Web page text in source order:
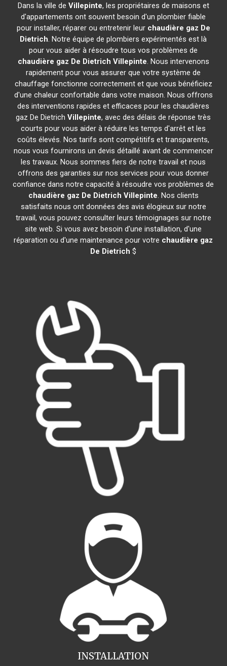
Dans la ville de Villepinte, les propriétaires de maisons et
d'appartements ont souvent besoin d'un plombier fiable
pour installer, réparer ou entretenir leur chaudière gaz De
Dietrich. Notre équipe de plombiers expérimentés est là
pour vous aider à résoudre tous vos problèmes de
chaudière gaz De Dietrich Villepinte. Nous intervenons
rapidement pour vous assurer que votre système de
chauffage fonctionne correctement et que vous bénéficiez
d'une chaleur confortable dans votre maison. Nous offrons
des interventions rapides et efficaces pour les chaudières
gaz De DietrichVillepinte, avec des délais de réponse très
courts pour vous aider à réduire les temps d'arrêt et les
coûts élevés. Nos tarifs sont compétitifs et transparents,
nous vous fournirons un devis détaillé avant de commencer
les travaux. Nous sommes fiers de notre travail et nous
offrons des garanties sur nos services pour vous donner
confiance dans notre capacité à résoudre vos problèmes de
chaudière gaz De Dietrich Villepinte. Nos clients
satisfaits nous ont données des avis élogieux sur notre
travail, vous pouvez consulter leurs témoignages sur notre
site web. Si vous avez besoin d'une installation, d'une
réparation ou d'une maintenance pour votre chaudière gaz
De Dietrich $
INSTALLATION